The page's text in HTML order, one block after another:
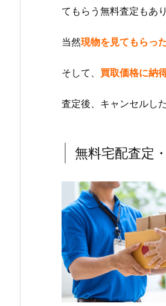
てもらう無料査定もあり
当然現物を見てもらっ
そして、 買取価格に納
査定後、キャンセルし
無料宅配査定